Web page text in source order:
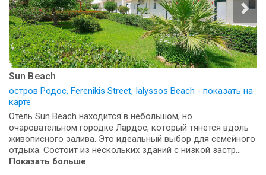
Sun Beach
остров Родос, Ferenikis Street, Ialyssos Beach - показать на
карте
Отель Sun Beach находится в небольшом, но
очаровательном городке Лардос, который тянется вдоль
живописного залива. Это идеальный выбор для семейного
отдыха. Состоит из нескольких зданий с низкой застр...
Показать больше